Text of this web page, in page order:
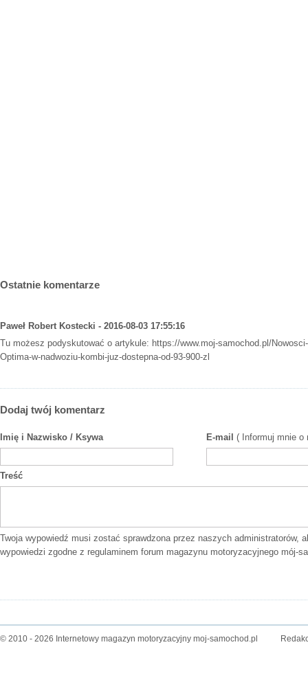
Ostatnie komentarze
Paweł Robert Kostecki - 2016-08-03 17:55:16
Tu możesz podyskutować o artykule: https://www.moj-samochod.pl/
Optima-w-nadwoziu-kombi-juz-dostepna-od-93-900-zl
Dodaj twój komentarz
Imię i Nazwisko / Ksywa E-mail ( Informuj mnie o
Treść
Twoja wypowiedź musi zostać sprawdzona przez naszych administratorów,
wypowiedzi zgodne z regulaminem forum magazynu motoryzacyjnego mój-
© 2010 - 2026 Internetowy magazyn motoryzacyjny moj-samochod.pl